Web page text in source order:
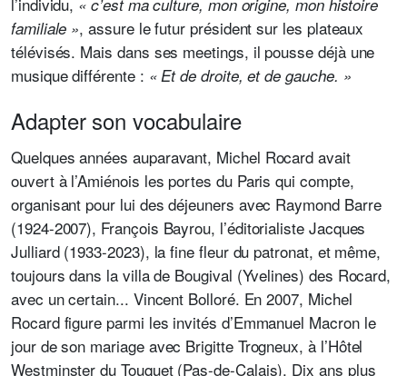
« c’est ma culture, mon origine, mon histoire
familiale », assure le futur président sur les plateaux
télévisés. Mais dans ses meetings, il pousse déjà une
musique différente : « Et de droite, et de gauche. »
Adapter son vocabulaire
Quelques années auparavant, Michel Rocard avait
ouvert à l’Amiénois les portes du Paris qui compte,
organisant pour lui des déjeuners avec Raymond Barre
(1924-2007), François Bayrou, l’éditorialiste Jacques
Julliard (1933-2023), la fine fleur du patronat, et même,
toujours dans la villa de Bougival (Yvelines) des Rocard,
avec un certain... Vincent Bolloré. En 2007, Michel
Rocard figure parmi les invités d’Emmanuel Macron le
jour de son mariage avec Brigitte Trogneux, à l’Hôtel
Westminster du Touquet (Pas-de-Calais). Dix ans plus